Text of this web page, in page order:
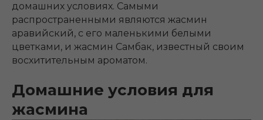
домашних условиях. Самыми
распространенными являются жасмин
аравийский, с его маленькими белыми
цветками, и жасмин Самбак, известный своим
восхитительным ароматом.
Домашние условия для
жасмина